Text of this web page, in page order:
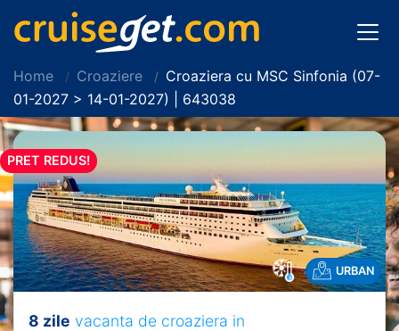
Home Croaziere
Croaziera cu MSC Sinfonia (07-
01-2027 > 14-01-2027) | 643038
PRET REDUS!
URBAN
8 zile vacanta de croaziera in